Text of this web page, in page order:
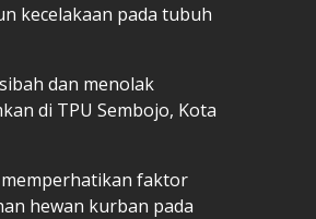
kecelakaan pada tubuh
dan menolak
di TPU Sembojo, Kota
faktor
hewan kurban pada